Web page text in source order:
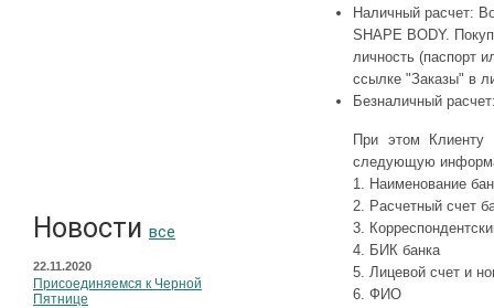
Новости все
22.11.2020
Присоединяемся к Черной
Пятнице
Наличный расчет:
SHAPE BODY.
личность (паспорт
ссылке "Заказы" в
Безналичный
При этом
следующую
1. Наименование
2. Расчетный счет
3.
4. БИК банка
5. Лицевой счет и
6. ФИО